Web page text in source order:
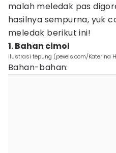
malah meledak pas
hasilnya sempurna, yuk
meledak berikut ini!
1. Bahan cimol
ilustrasi tepung (pexels.com/Katerina
Bahan-bahan: